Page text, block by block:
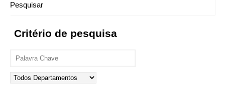
Pesquisar
Critério de pesquisa